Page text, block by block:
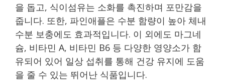
을 돕고, 식이섬유는 소화를 촉진하며 포만감을
줍니다. 또한, 파인애플은 수분 함량이 높아 체내
수분 보충에도 효과적입니다. 이 외에도 마그네
슘, 비타민 A, 비타민 B6 등 다양한 영양소가 함
유되어 있어 일상 섭취를 통해 건강 유지에 도움
을 줄 수 있는 뛰어난 식품입니다.